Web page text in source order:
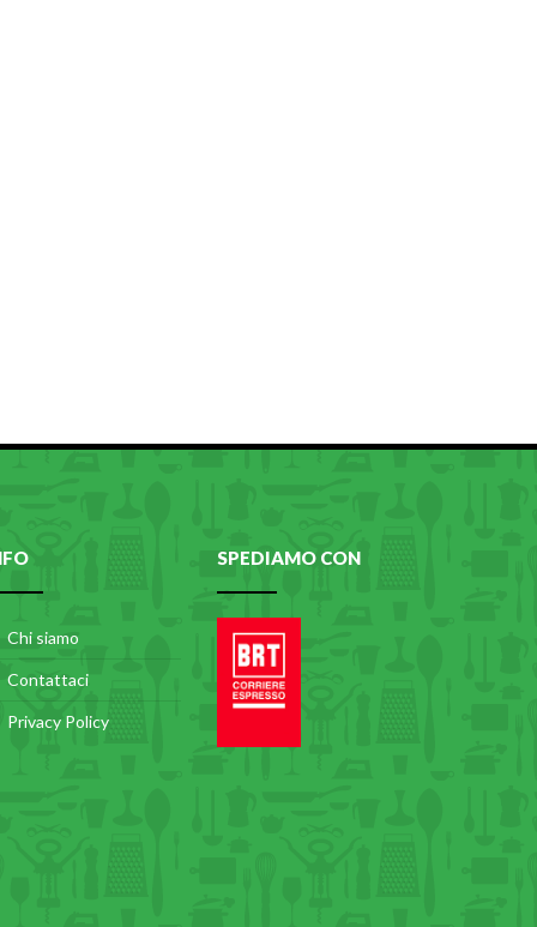
Chi siamo
Contattaci
Privacy Policy
SPEDIAMO CON